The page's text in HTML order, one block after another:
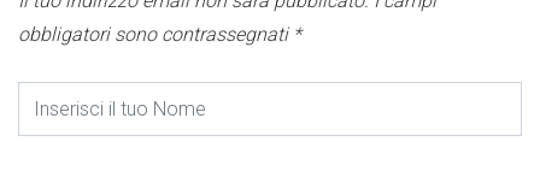
obbligatori sono contrassegnati *